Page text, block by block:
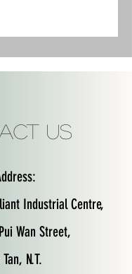
Us
Industrial Centre,
Wan Street,
Tan, N.T.